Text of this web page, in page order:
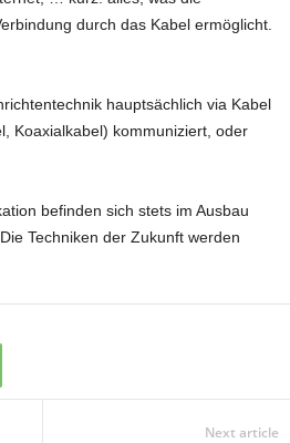
durch das Kabel ermöglicht.
hauptsächlich via Kabel
Koaxialkabel) kommuniziert, oder
befinden sich stets im Ausbau
Techniken der Zukunft werden
Next article